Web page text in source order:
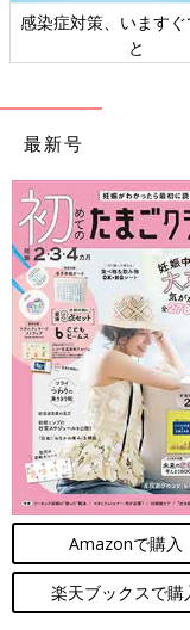
【口内炎、下痢】
粘膜の細胞も増える
をしたりすることが
【吐きけ】
ます。
――白血病の治療は子
とでしょうか。
富澤 それは否定でき
に副作用があります
用を避けるあまり使
てしまいます。白血
ているのは、抗生剤
めに、強い治療が可
また日本では、輸血
め、輸血が確実にで
かし、輸血で感染症
回数は最小限にとど
負担を最小限にする
感染症対策、いますぐ
と
最新号
Amazonで購入
楽天ブックスで購